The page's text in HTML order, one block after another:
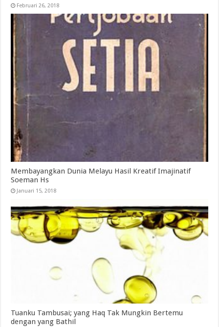
Februari 26, 2018
Membayangkan Dunia Melayu Hasil Kreatif Imajinatif
Soeman Hs
Januari 15, 2018
Tuanku Tambusai; yang Haq Tak Mungkin Bertemu
dengan yang Bathil